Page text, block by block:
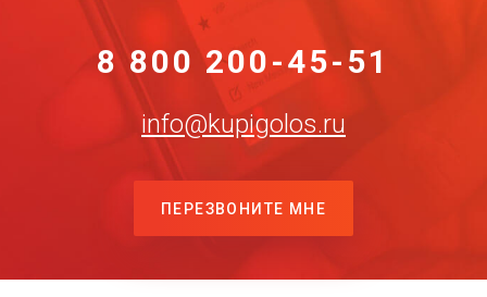
8 800 200-45-51
info@kupigolos.ru
ПЕРЕЗВОНИТЕ МНЕ